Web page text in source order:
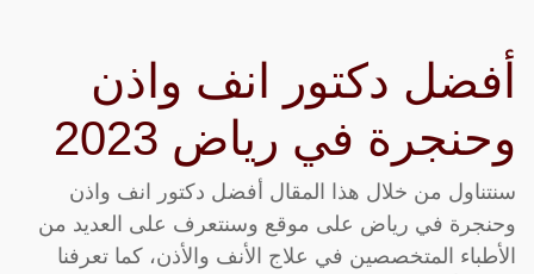
أفضل دكتور انف واذن
وحنجرة في رياض 2023
سنتناول من خلال هذا المقال أفضل دكتور انف واذن
وحنجرة في رياض على موقع وسنتعرف على العديد من
الأطباء المتخصصين في علاج الأنف والأذن، كما تعرفنا